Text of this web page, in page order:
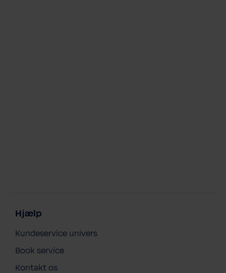
Hjælp
Kundeservice univers
Book service
Kontakt os